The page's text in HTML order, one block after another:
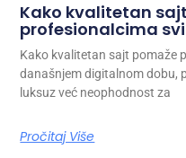
Kako kvalitetan
profesionalcima
Kako kvalitetan sajt pomaže
današnjem digitalnom dobu,
luksuz već neophodnost za
Pročitaj Više